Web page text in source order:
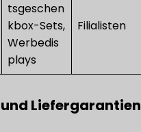
tsgeschen
kbox-Sets,
Werbedis
plays
Filialisten
Liefergarantien